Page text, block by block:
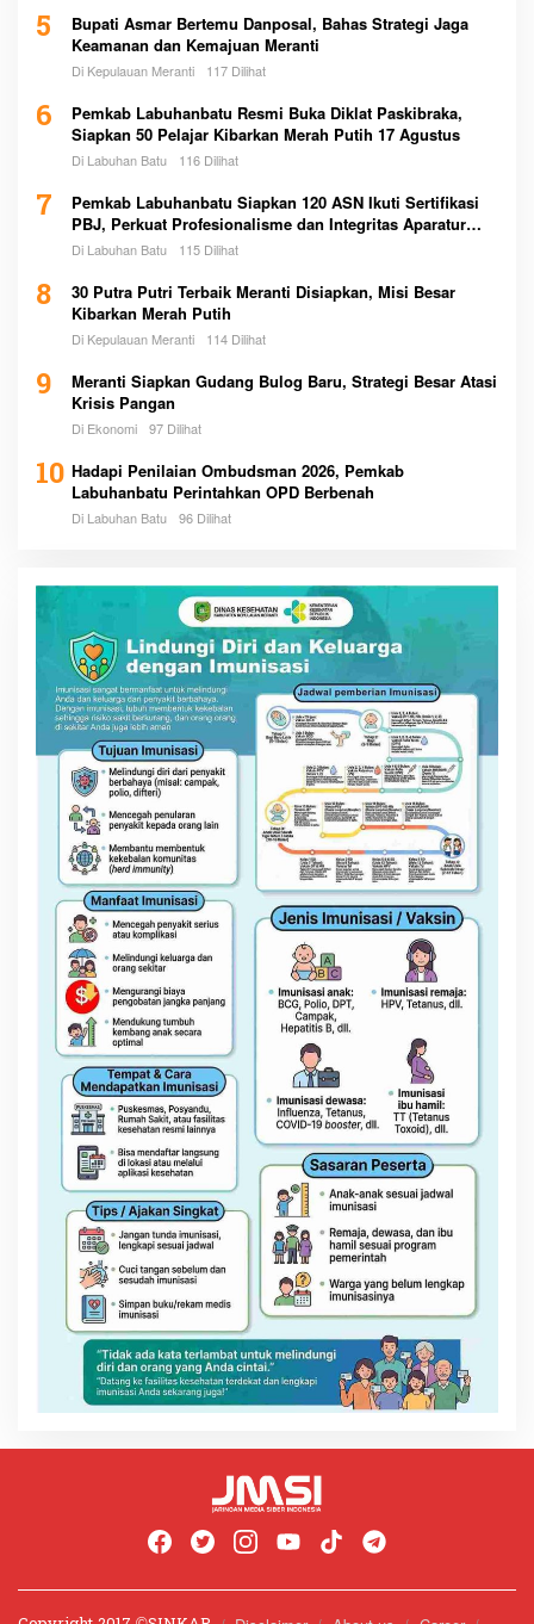
5
Bupati Asmar Bertemu Danposal, Bahas Strategi Jaga
Keamanan dan Kemajuan Meranti
Di Kepulauan Meranti 117 Dilihat
6
Pemkab Labuhanbatu Resmi Buka Diklat Paskibraka,
Siapkan 50 Pelajar Kibarkan Merah Putih 17 Agustus
Di Labuhan Batu 116 Dilihat
7
Pemkab Labuhanbatu Siapkan 120 ASN Ikuti Sertifikasi
PBJ, Perkuat Profesionalisme dan Integritas Aparatur
Pemerintah
Di Labuhan Batu 115 Dilihat
8
30 Putra Putri Terbaik Meranti Disiapkan, Misi Besar
Kibarkan Merah Putih
Di Kepulauan Meranti 114 Dilihat
9
Meranti Siapkan Gudang Bulog Baru, Strategi Besar Atasi
Krisis Pangan
Di Ekonomi 97 Dilihat
10 Hadapi Penilaian Ombudsman 2026, Pemkab
Labuhanbatu Perintahkan OPD Berbenah
Di Labuhan Batu 96 Dilihat